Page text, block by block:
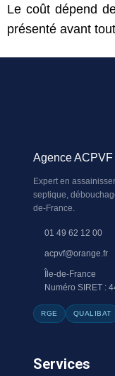
Le coût dépend
présenté avant
Agence ACPVF
Expert en
septique,
de-France.
01 49 62 12 00
acpvf@orange.fr
Île-de-France
Numéro SIRET :
RGE QUALIBAT
Services